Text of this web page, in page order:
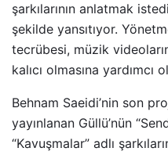
şarkılarının anlatmak
şekilde yansıtıyor.
tecrübesi, müzik
kalıcı olmasına yardımcı
Behnam Saeidi’nin son
yayınlanan Güllü’nün
“Kavuşmalar” adlı